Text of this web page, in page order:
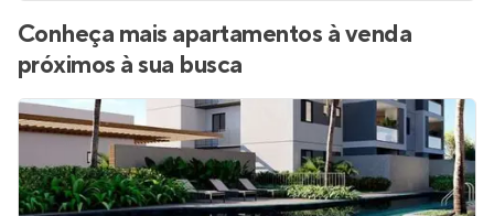
Conheça mais apartamentos à venda
próximos à sua busca